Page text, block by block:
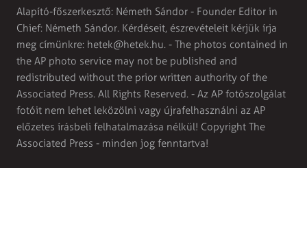
Alapító-főszerkesztő: Németh Sándor - Founder Editor in
Chief: Németh Sándor. Kérdéseit, észrevételeit kérjük írja
meg címünkre: hetek@hetek.hu. - The photos contained in
the AP photo service may not be published and
redistributed without the prior written authority of the
Associated Press. All Rights Reserved. - Az AP fotószolgálat
fotóit nem lehet leközölni vagy újrafelhasználni az AP
előzetes írásbeli felhatalmazása nélkül! Copyright The
Associated Press - minden jog fenntartva!